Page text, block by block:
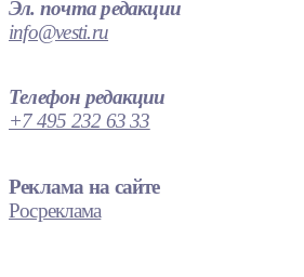
Эл. почта редакции
info@vesti.ru
Телефон редакции
+7 495 232 63 33
Реклама на сайте
Росреклама